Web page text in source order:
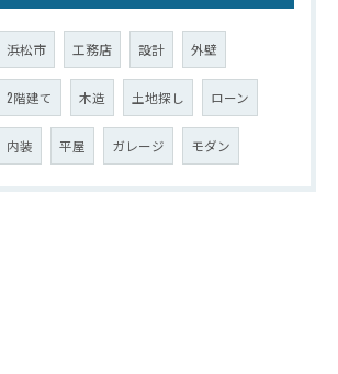
浜松市 工務店 設計 外壁
2階建て 木造 土地探し ローン
内装 平屋 ガレージ モダン